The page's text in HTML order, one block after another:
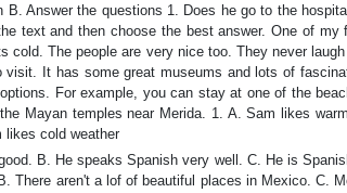
Answer the questions 1. Does he go to the
text and then choose the best answer. One of
cold. The people are very nice too. They never
visit. It has some great museums and lots of
For example, you can stay at one of the
Mayan temples near Merida. 1. A. Sam likes
likes cold weather
B. He speaks Spanish very well. C. He is
There aren't a lof of beautiful places in Mexico. C.